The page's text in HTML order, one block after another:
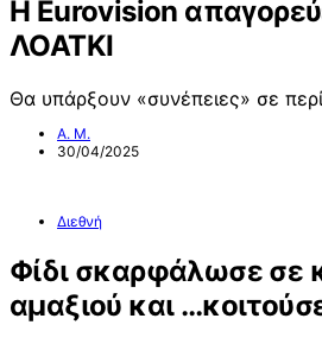
Η Eurovision
ΛΟΑΤΚΙ
Θα υπάρξουν «συνέπειες» σε
Α. Μ.
30/04/2025
Διεθνή
Φίδι σκαρφάλωσε σε
αμαξιού και